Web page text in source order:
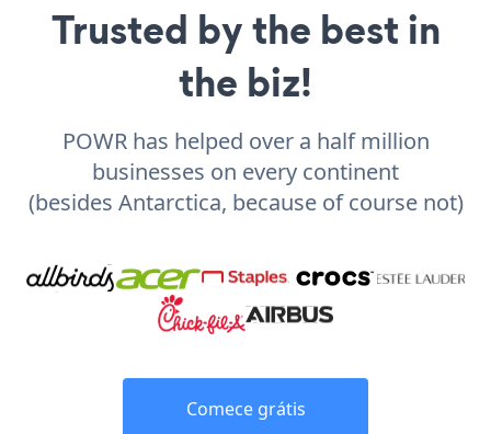
Trusted by the best in
the biz!
POWR has helped over a half million
businesses on every continent
(besides Antarctica, because of course not)
Comece grátis